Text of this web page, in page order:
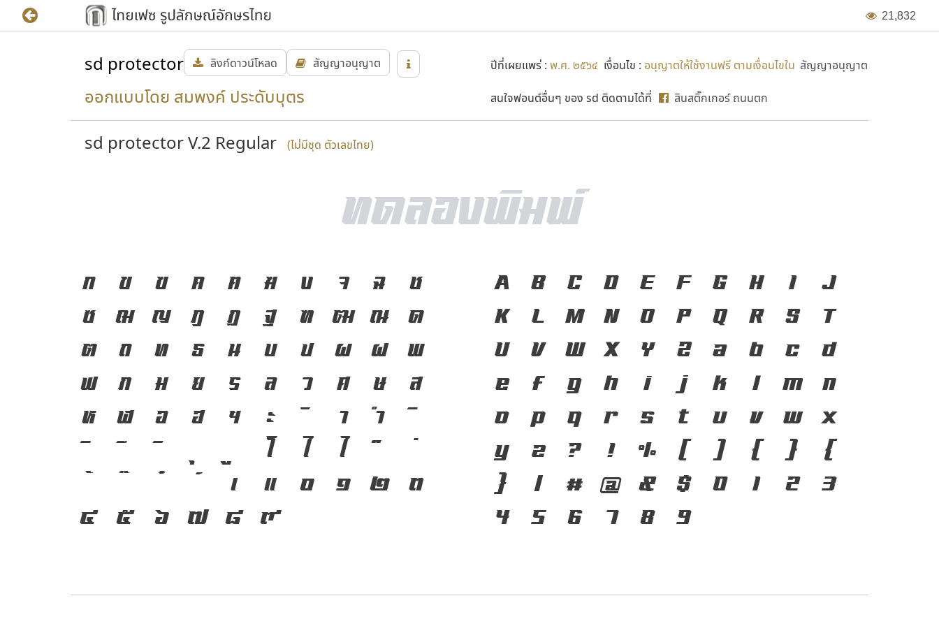
21,832
sd protector ลิงก์ดาวน์โหลด สัญญาอนุญาต ปีที่เผยแพร่ : พ.ศ. ๒๕๖๔ เงื่อนไข : อนุญาตให้ใช้งานฟรี ตามเงื่อนไขใน สัญญาอนุญาต
ออกแบบโดย สมพงค์ ประดับบุตร สนใจฟอนต์อื่นๆ ของ sd ติดตามได้ที่ สินสติ๊กเกอร์ ถนนตก
sd protector V.2 Regular (ไม่มีชุด ตัวเลขไทย)
ก ข ฃ ค ฅ ฆ ง จ ฉ
ช
ซ
ฌ ญ ฎ ฏ ฐ ฑ ฒ ณ
ด
ต
ถ ท ธ น บ ป ผ ฝ
พ
ฟ
ภ ม ย ร ล ว ศ ษ
ส
ห
ฬ อ ฮ ฯ ะ า
ำ
โ
ใ
ไ
เ
แ ๐ ๑ ๒
๓
๔
๕ ๖ ๗ ๘ ๙
A B C D E F G H I
J
K
L M N O P Q R S
T
U
V W X Y Z a b c
d
e
f g h i j k l m
n
o
p q r s t u v w
x
y
z ? ! % ( ) [ ]
{
}
/ # @ & $ 0 1 2
3
4
5 6 7 8 9
ภาษา คือ เครื่องมือสำคัญที่ทำให้ความเป็น
ชาติดำรงอยู่ได้ ตัวพิมพ์ คือ เครื่องมือ
สำคัญที่ทำให้ภาษาดำรงอยู่ได้ แบบตัวพิมพ์
ที่พัฒนาทันกระแสการเปลี่ยนแปลง คือ
โครงสร้างแกร่งของสะพานที่เชื่อมตัวตน
ของชาติ จากปัจจุบันสู่อนาคต